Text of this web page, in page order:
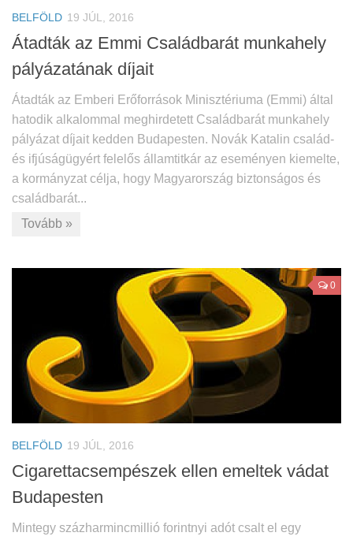
BELFÖLD 19 JÚL, 2016
Átadták az Emmi Családbarát munkahely
pályázatának díjait
Átadták az Emberi Erőforrások Minisztériuma (Emmi) által
hatodik alkalommal meghirdetett Családbarát munkahely
pályázat díjait kedden Budapesten. Novák Katalin család-
és ifjúságügyért felelős államtitkár az eseményen kiemelte,
a kormányzat célja, hogy Magyarország biztonságos és
családbarát...
Tovább »
0
BELFÖLD 19 JÚL, 2016
Cigarettacsempészek ellen emeltek vádat
Budapesten
Mintegy százharmincmillió forintnyi adót csalt el egy